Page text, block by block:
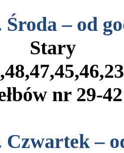
Środa – od
nr 29-42
Czwartek –